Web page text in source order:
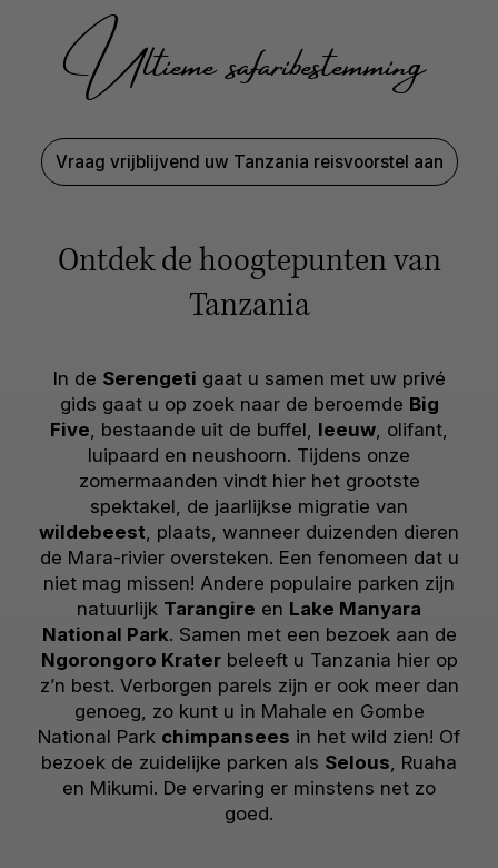
Ultieme safaribestemming
Vraag vrijblijvend uw Tanzania reisvoorstel aan
Ontdek de hoogtepunten van
Tanzania
In de Serengeti gaat u samen met uw privé
gids gaat u op zoek naar de beroemde Big
Five, bestaande uit de buffel, leeuw, olifant,
luipaard en neushoorn. Tijdens onze
zomermaanden vindt hier het grootste
spektakel, de jaarlijkse migratie van
wildebeest, plaats, wanneer duizenden dieren
de Mara-rivier oversteken. Een fenomeen dat u
niet mag missen! Andere populaire parken zijn
natuurlijk Tarangire en Lake Manyara
National Park. Samen met een bezoek aan de
Ngorongoro Kraterbeleeft u Tanzania hier op
z’n best. Verborgen parels zijn er ook meer dan
genoeg, zo kunt u in Mahale en Gombe
National Park chimpansees in het wild zien! Of
bezoek de zuidelijke parken als Selous, Ruaha
en Mikumi. De ervaring er minstens net zo
goed.